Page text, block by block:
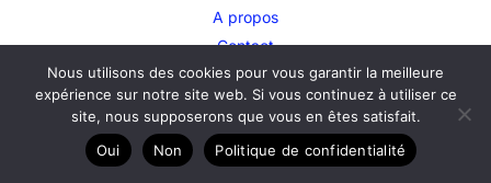
A propos
Contact
Plan du site
Mentions légales
Politique de confidentialité
Nous utilisons des cookies pour vous garantir la meilleure
expérience sur notre site web. Si vous continuez à utiliser ce
site, nous supposerons que vous en êtes satisfait.
Oui
Non Politique de confidentialité